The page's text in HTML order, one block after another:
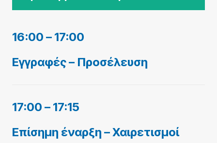
16:00 – 17:00
Εγγραφές – Προσέλευση
17:00 – 17:15
Επίσηµη έναρξη – Χαιρετισµοί